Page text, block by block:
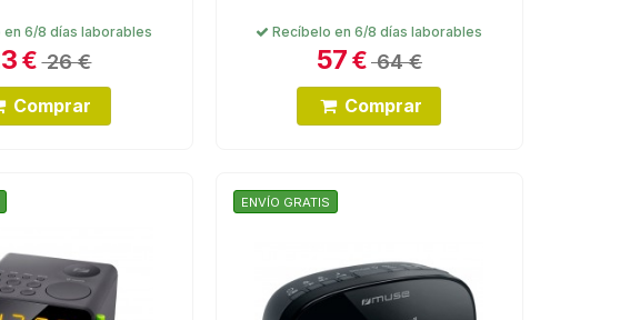
en 6/8 días laborables
€ 26 €
Comprar
Recíbelo en 6/8 días laborables
57€64 €
Comprar
ENVÍO GRATIS